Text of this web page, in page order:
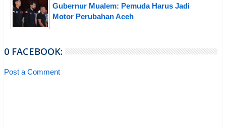
Gubernur Mualem: Pemuda Harus Jadi
Motor Perubahan Aceh
0 FACEBOOK:
Post a Comment